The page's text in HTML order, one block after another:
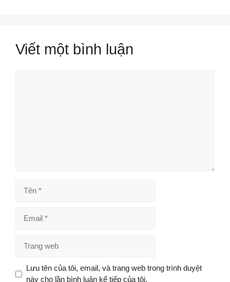
Viết một bình luận
web
Lưu tên của tôi, email, và trang web trong trình duyệt
này cho lần bình luận kế tiếp của tôi.